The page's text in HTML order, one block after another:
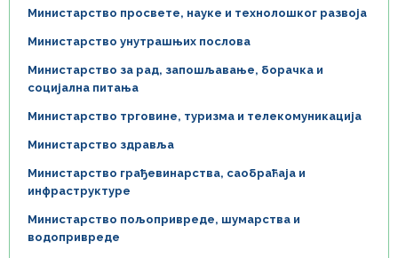
Министарство просвете, науке и технолошког развоја
Министарство унутрашњих послова
Министарство за рад, запошљавање, борачка и
социјална питања
Министарство трговине, туризма и телекомуникација
Министарство здравља
Министарство грађевинарства, саобраћаја и
инфраструктуре
Министарство пољопривреде, шумарства и
водопривреде